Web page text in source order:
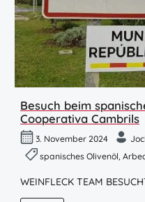
Besuch beim
Cooperativa Cambrils
3. November 2024
spanisches Olivenöl,
WEINFLECK TEAM